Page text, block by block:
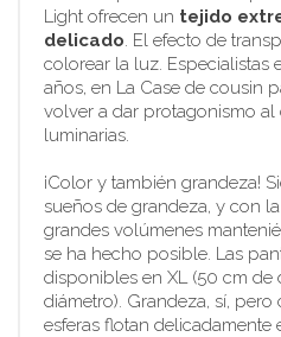
Light ofrecen un tejido
delicado. El efecto de
colorear la luz. Especialistas
años, en La Case de cousin
volver a dar protagonismo al
luminarias.
¡Color y también grandeza!
sueños de grandeza, y con
grandes volúmenes
se ha hecho posible. Las
disponibles en XL (50 cm de
diámetro). Grandeza, sí,
esferas flotan delicadamente